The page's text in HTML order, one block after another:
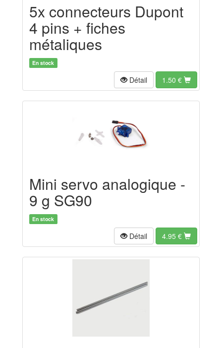
5x connecteurs Dupont
4 pins + fiches
métaliques
En stock
Détail 1.50 €
Mini servo analogique -
9 g SG90
En stock
Détail 4.95 €